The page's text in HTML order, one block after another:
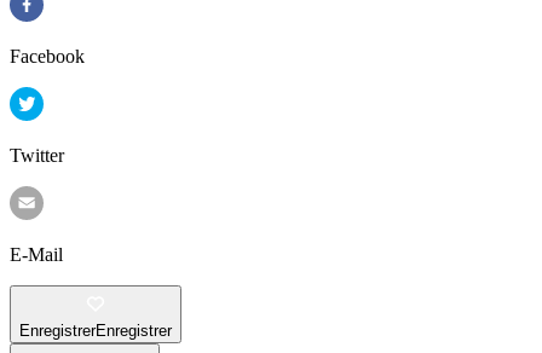
Facebook
Twitter
E-Mail
EnregistrerEnregistrer